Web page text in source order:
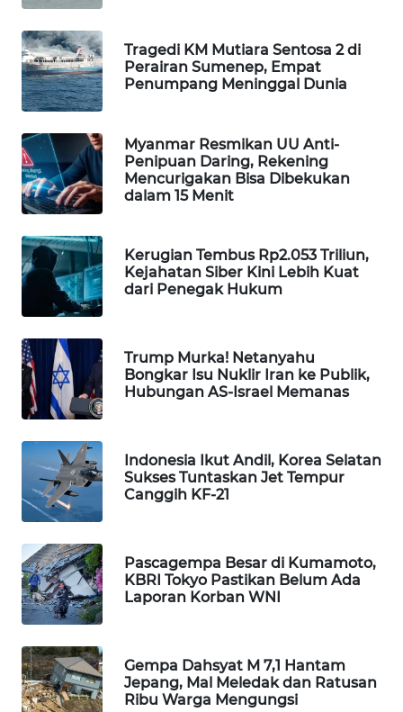
Tragedi KM Mutiara Sentosa 2 di
Perairan Sumenep, Empat
Penumpang Meninggal Dunia
Myanmar Resmikan UU Anti-
Penipuan Daring, Rekening
Mencurigakan Bisa Dibekukan
dalam 15 Menit
Kerugian Tembus Rp2.053 Triliun,
Kejahatan Siber Kini Lebih Kuat
dari Penegak Hukum
Trump Murka! Netanyahu
Bongkar Isu Nuklir Iran ke Publik,
Hubungan AS-Israel Memanas
Indonesia Ikut Andil, Korea Selatan
Sukses Tuntaskan Jet Tempur
Canggih KF-21
Pascagempa Besar di Kumamoto,
KBRI Tokyo Pastikan Belum Ada
Laporan Korban WNI
Gempa Dahsyat M 7,1 Hantam
Jepang, Mal Meledak dan Ratusan
Ribu Warga Mengungsi
WAHANA
INFRASTRUKTUR
WAHANA
KONSUMEN
WAHANA
LISTRIK
WAHANA
WAHANA
TV
WAHANANEWS
ID
WAHANANEWS
WAHANANEWS
NET
WAHANA
SPORT
WAHANA
UMKM
WAHANA
SELEB